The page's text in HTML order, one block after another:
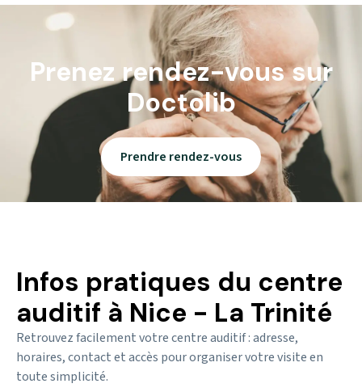
Prenez rendez-vous sur
Doctolib
Prendre rendez-vous
Infos pratiques du centre
auditif à Nice - La Trinité
Retrouvez facilement votre centre auditif : adresse,
horaires, contact et accès pour organiser votre visite en
toute simplicité.